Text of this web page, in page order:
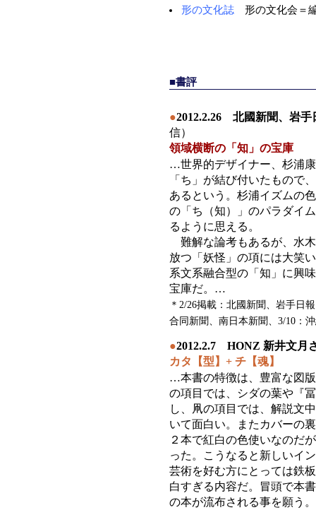
形の文化誌 形の文化会＝
■書評
●2012.2.26 北國新聞、岩
信）
領域横断の「知」の宝庫
…世界的デザイナー、杉浦
「ち」が結び付いたもので
あるという。杉浦イズムの
の「ち（知）」のパラダイ
るように思える。
難解な論考もあるが、水
放つ「妖怪」の項には大笑
系文系融合型の「知」に興
宝庫だ。…
＊2/26掲載：北國新聞、岩手日
合同新聞、南日本新聞、3/10：
●2012.2.7 HONZ 新井文月
カタ【型】+ チ【魂】
…本書の特徴は、豊富な図
の項目では、シダの葉や『
し、凧の項目では、解説文
いて面白い。またカバーの
２本で紅白の色使いなのだ
った。こうなると新しいイ
芸術を好む方にとっては鉄
白すぎる内容だ。冒頭で本
の本が流布される事を願う